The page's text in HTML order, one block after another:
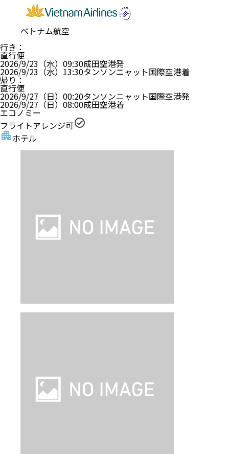
ベトナム航空
行き ：
直行便
2026/9/23（水） 09:30成田空港発
2026/9/23（水） 13:30タンソンニャット国際空港着
帰り ：
直行便
2026/9/27（日） 00:20タンソンニャット国際空港発
2026/9/27（日） 08:00成田空港着
エコノミー
フライトアレンジ可
ホテル